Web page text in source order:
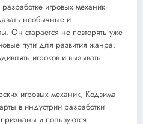
игровых механик
необычные и
Он старается не повторять уже
пути для развития жанра.
игроков и вызывать
игровых механик, Кодзима
в индустрии разработки
и пользуются